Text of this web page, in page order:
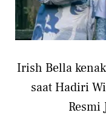
Irish Bella
saat Hadiri
Resmi